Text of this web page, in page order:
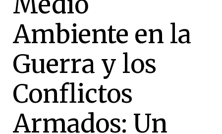
Ambiente en la
Guerra y los
Conflictos
Armados: Un